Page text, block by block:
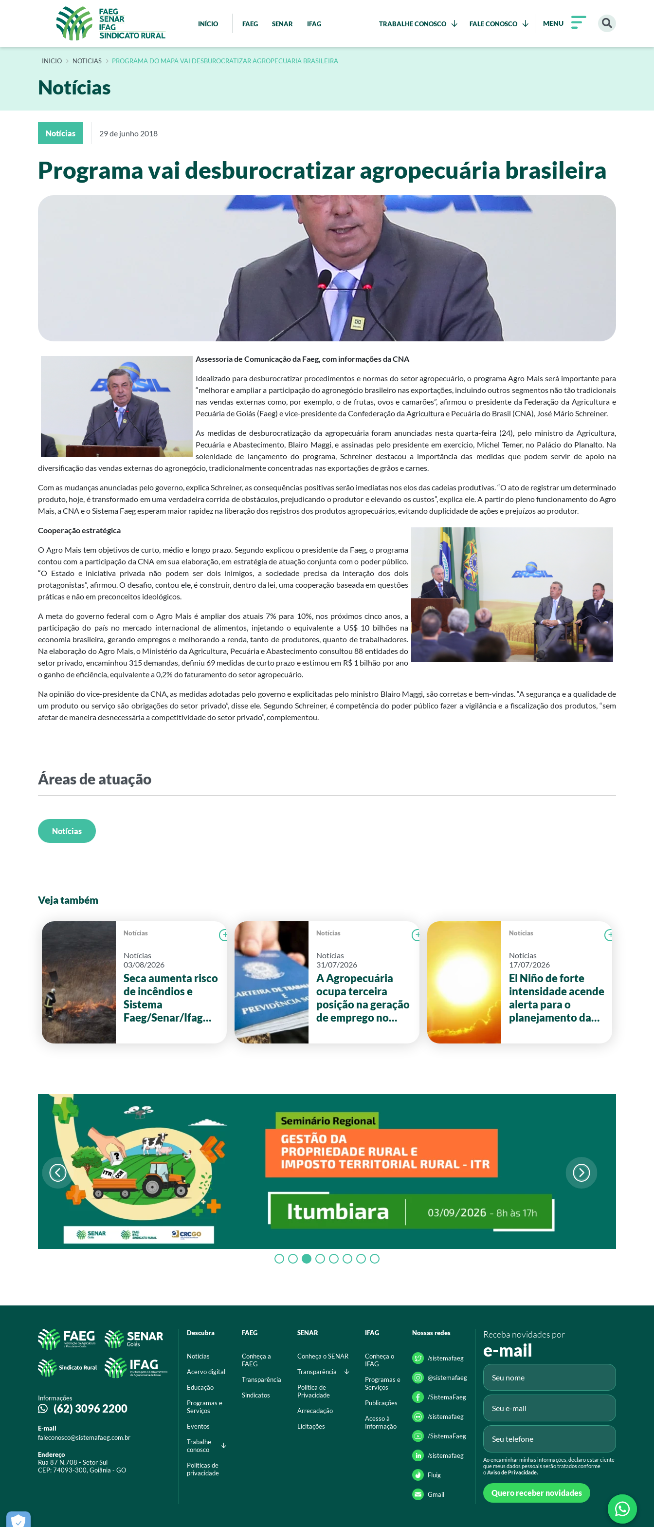
INÍCIO FAEG SENAR IFAG TRABALHE CONOSCO FALE CONOSCO MENU
INÍCIO NOTICIAS PROGRAMA DO MAPA VAI DESBUROCRATIZAR AGROPECUARIA BRASILEIRA
Notícias
Notícias 29 de junho 2018
Programa vai desburocratizar agropecuária brasileira
Assessoria de Comunicação da Faeg, com informações da CNA
Idealizado para desburocratizar procedimentos e normas do setor agropecuário, o programa Agro Mais será importante para
“melhorar e ampliar a participação do agronegócio brasileiro nas exportações, incluindo outros segmentos não tão tradicionais
nas vendas externas como, por exemplo, o de frutas, ovos e camarões”, afirmou o presidente da Federação da Agricultura e
Pecuária de Goiás (Faeg) e vice-presidente da Confederação da Agricultura e Pecuária do Brasil (CNA), José Mário Schreiner.
As medidas de desburocratização da agropecuária foram anunciadas nesta quarta-feira (24), pelo ministro da Agricultura,
Pecuária e Abastecimento, Blairo Maggi, e assinadas pelo presidente em exercício, Michel Temer, no Palácio do Planalto. Na
solenidade de lançamento do programa, Schreiner destacou a importância das medidas que podem servir de apoio na
diversificação das vendas externas do agronegócio, tradicionalmente concentradas nas exportações de grãos e carnes.
Com as mudanças anunciadas pelo governo, explica Schreiner, as consequências positivas serão imediatas nos elos das cadeias produtivas. “O ato de registrar um determinado
produto, hoje, é transformado em uma verdadeira corrida de obstáculos, prejudicando o produtor e elevando os custos”, explica ele. A partir do pleno funcionamento do Agro
Mais, a CNA e o Sistema Faeg esperam maior rapidez na liberação dos registros dos produtos agropecuários, evitando duplicidade de ações e prejuízos ao produtor.
Cooperação estratégica
O Agro Mais tem objetivos de curto, médio e longo prazo. Segundo explicou o presidente da Faeg, o programa
contou com a participação da CNA em sua elaboração, em estratégia de atuação conjunta com o poder público.
“O Estado e iniciativa privada não podem ser dois inimigos, a sociedade precisa da interação dos dois
protagonistas”, afirmou. O desafio, contou ele, é construir, dentro da lei, uma cooperação baseada em questões
práticas e não em preconceitos ideológicos.
A meta do governo federal com o Agro Mais é ampliar dos atuais 7% para 10%, nos próximos cinco anos, a
participação do país no mercado internacional de alimentos, injetando o equivalente a US$ 10 bilhões na
economia brasileira, gerando empregos e melhorando a renda, tanto de produtores, quanto de trabalhadores.
Na elaboração do Agro Mais, o Ministério da Agricultura, Pecuária e Abastecimento consultou 88 entidades do
setor privado, encaminhou 315 demandas, definiu 69 medidas de curto prazo e estimou em R$ 1 bilhão por ano
o ganho de eficiência, equivalente a 0,2% do faturamento do setor agropecuário.
Na opinião do vice-presidente da CNA, as medidas adotadas pelo governo e explicitadas pelo ministro Blairo Maggi, são corretas e bem-vindas. “A segurança e a qualidade de
um produto ou serviço são obrigações do setor privado”, disse ele. Segundo Schreiner, é competência do poder público fazer a vigilância e a fiscalização dos produtos, “sem
afetar de maneira desnecessária a competitividade do setor privado”, complementou.
Áreas de atuação
Notícias
Veja também
Notícias
Notícias
03/08/2026
Seca aumenta risco
de incêndios e
Sistema
Faeg/Senar/Ifag
Ler notícia FAEG Notícias
Notícias
31/07/2026
A Agropecuária
ocupa terceira
posição na geração
de emprego no
Notícias
Notícias
17/07/2026
El Niño de forte
intensidade acende
alerta para o
planejamento da
Informações
(62) 3096 2200
E-mail
faleconosco@sistemafaeg.com.br
Endereço
Rua 87 N.708 - Setor Sul
CEP: 74093-300, Goiânia - GO
Descubra
Notícias
Acervo digital
Educação
Programas e
Serviços
Eventos
Trabalhe
conosco
Políticas de
privacidade
FAEG
Conheça a
FAEG
Transparência
Sindicatos
SENAR
Conheça o SENAR
Transparência
Política de
Privacidade
Arrecadação
Licitações
IFAG
Conheça o
IFAG
Programas e
Serviços
Publicações
Acesso à
Informação
Nossas redes
/sistemafaeg
@sistemafaeg
/SistemaFaeg
/sistemafaeg
/SistemaFaeg
/sistemafaeg
Fluig
Gmail
Receba novidades por
e-mail
Ao encaminhar minhas informações, declaro estar ciente
que meus dados pessoais serão tratados conforme
o Aviso de Privacidade.
Quero receber novidades